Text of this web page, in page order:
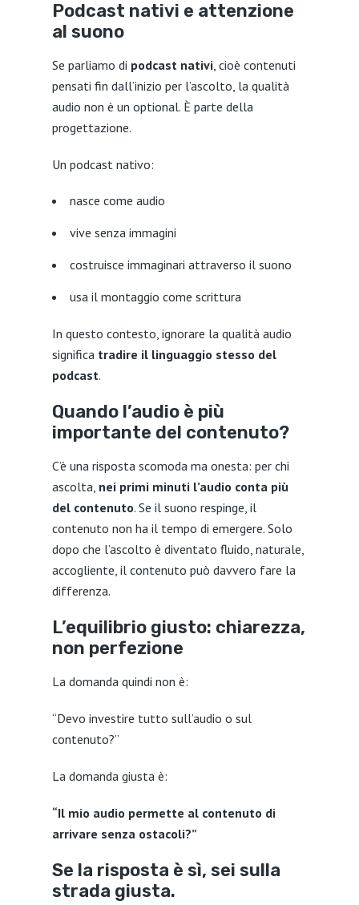
Podcast nativi e attenzione
al suono
Se parliamo di podcast nativi, cioè contenuti
pensati fin dall’inizio per l’ascolto, la qualità
audio non è un optional. È parte della
progettazione.
Un podcast nativo:
nasce come audio
vive senza immagini
costruisce immaginari attraverso il suono
usa il montaggio come scrittura
In questo contesto, ignorare la qualità audio
significa tradire il linguaggio stesso del
podcast.
Quando l’audio è più
importante del contenuto?
C’è una risposta scomoda ma onesta: per chi
ascolta, nei primi minuti l’audio conta più
del contenuto. Se il suono respinge, il
contenuto non ha il tempo di emergere. Solo
dopo che l’ascolto è diventato fluido, naturale,
accogliente, il contenuto può davvero fare la
differenza.
L’equilibrio giusto: chiarezza,
non perfezione
La domanda quindi non è:
“Devo investire tutto sull’audio o sul
contenuto?”
La domanda giusta è:
“Il mio audio permette al contenuto di
arrivare senza ostacoli?”
Se la risposta è sì, sei sulla
strada giusta.